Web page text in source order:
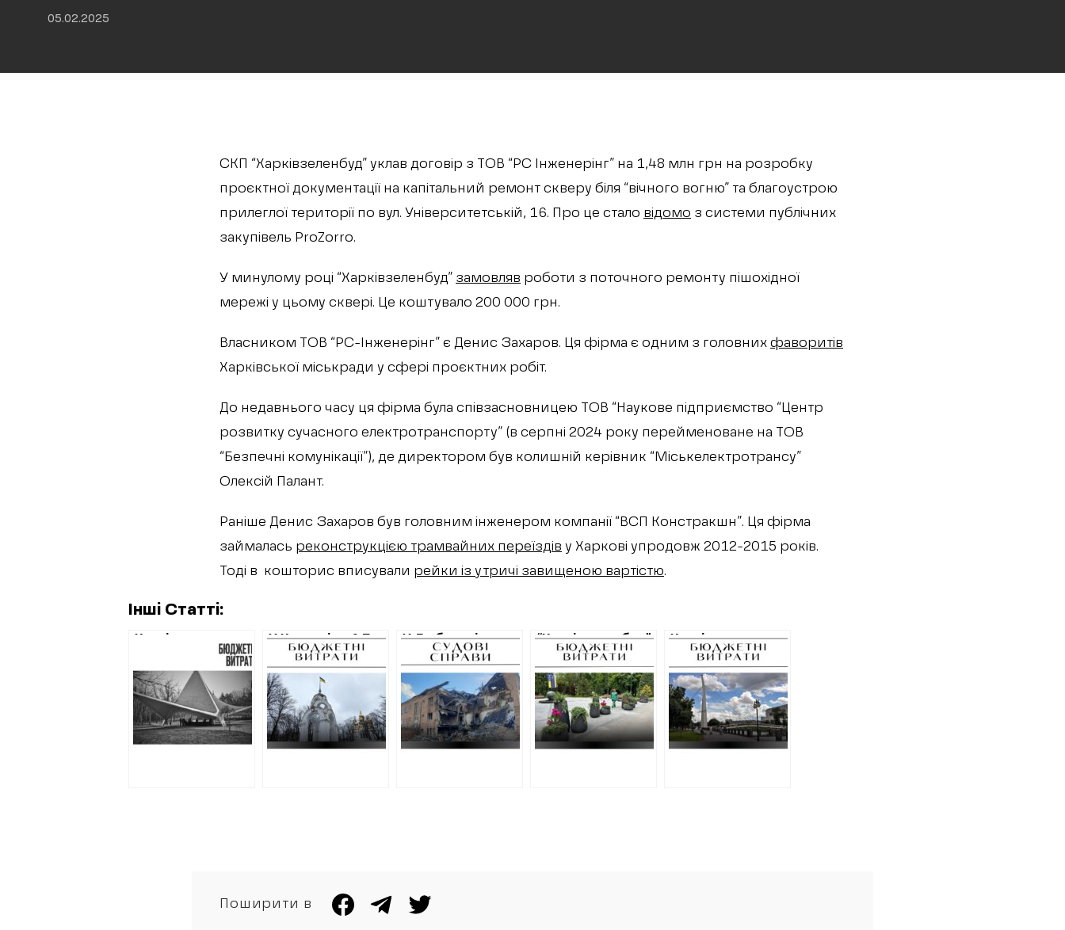
05.02.2025
СКП “Харківзеленбуд” уклав договір з ТОВ “РС Інженерінг” на 1,48 млн грн на розробку
проєктної документації на капітальний ремонт скверу біля “вічного вогню” та благоустрою
прилеглої території по вул. Університетській, 16. Про це стало відомо з системи публічних
закупівель ProZorro.
У минулому році “Харківзеленбуд” замовляв роботи з поточного ремонту пішохідної
мережі у цьому сквері. Це коштувало 200 000 грн.
Власником ТОВ “РС-Інженерінг” є Денис Захаров. Ця фірма є одним з головних фаворитів
Харківської міськради у сфері проєктних робіт.
До недавнього часу ця фірма була співзасновницею ТОВ “Наукове підприємство “Центр
розвитку сучасного електротранспорту” (в серпні 2024 року перейменоване на ТОВ
“Безпечні комунікації”), де директором був колишній керівник “Міськелектротрансу”
Олексій Палант.
Раніше Денис Захаров був головним інженером компанії “ВСП Констракшн”. Ця фірма
займалась реконструкцією трамвайних переїздів у Харкові упродовж 2012-2015 років.
Тоді в кошторис вписували рейки із утричі завищеною вартістю.
Інші Статті:
Харків витратить
гривень на
ремонт туалету у
Саржиному Яру
У Харкові за 1,7
мільйона
(від)ремонтують
шпіль
Дзеркального
струменя
У Люботині
відхилили
дешевшу
пропозицію на
виготовлення
проєкту ремонту
зруйнованого
“Харківзеленбуд”
витратить 760
000 гривень на
ремонт у саду
Шевченка
Харків витратить
понад п’ять
мільйонів гривень
на поточний
ремонт мосту
закоханих
Поширити в